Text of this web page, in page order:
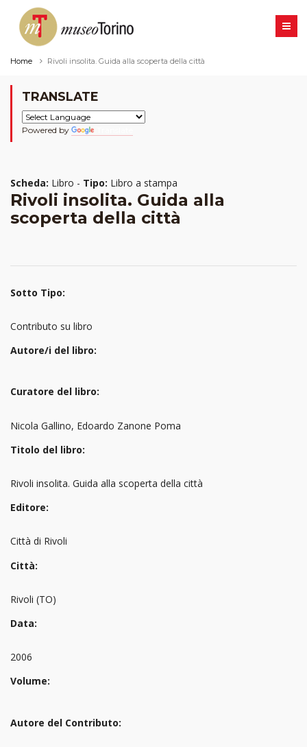
Home Rivoli insolita. Guida alla scoperta della città
TRANSLATE
Powered by
Scheda: Libro - Tipo: Libro a stampa
Rivoli insolita. Guida alla
scoperta della città
Sotto Tipo:
Contributo su libro
Autore/i del libro:
Curatore del libro:
Nicola Gallino, Edoardo Zanone Poma
Titolo del libro:
Rivoli insolita. Guida alla scoperta della città
Editore:
Città di Rivoli
Città:
Rivoli (TO)
Data:
2006
Volume:
Autore del Contributo: